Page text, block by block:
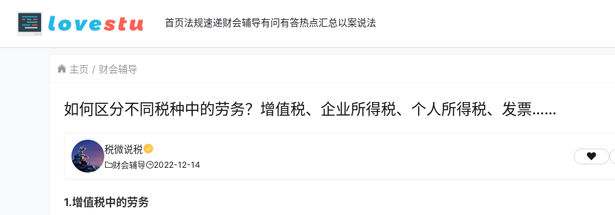
首页法规速递财会辅导有问有答热点汇总以案说法
主页 财会辅导
如何区分不同税种中的劳务？增值税、企业所得税、个人所得税、发票……
税微说税
财会辅导 2022-12-14
1.增值税中的劳务